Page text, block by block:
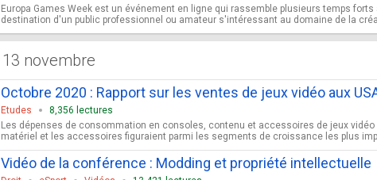
Europa Games Week est un événement en ligne qui rassemble plusieurs temps
destination d'un public professionnel ou amateur s'intéressant au domaine de la
13 novembre
Octobre 2020 : Rapport sur les ventes de jeux vidéo aux
Etudes
8,356 lectures
Les dépenses de consommation en consoles, contenu et accessoires de jeux
matériel et les accessoires figuraient parmi les segments de croissance les plus
Vidéo de la conférence : Modding et propriété intellectuelle